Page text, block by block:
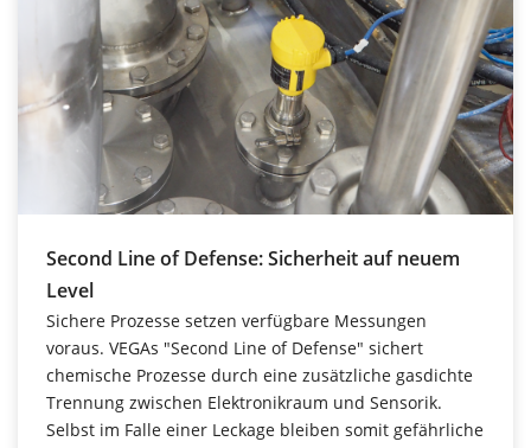
Second Line of Defense: Sicherheit auf neuem
Level
Sichere Prozesse setzen verfügbare Messungen
voraus. VEGAs "Second Line of Defense" sichert
chemische Prozesse durch eine zusätzliche gasdichte
Trennung zwischen Elektronikraum und Sensorik.
Selbst im Falle einer Leckage bleiben somit gefährliche